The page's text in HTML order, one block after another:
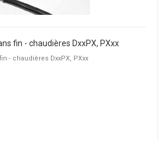
fin - chaudières DxxPX, PXxx
- chaudières DxxPX, PXxx